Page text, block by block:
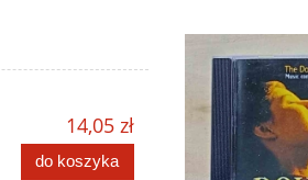
14,05 zł
do koszyka